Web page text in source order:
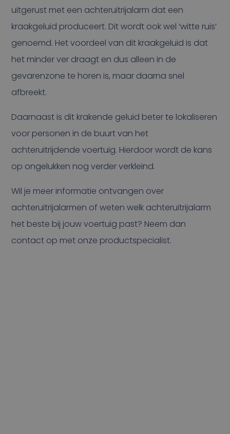
uitgerust met een achteruitrijalarm dat een
kraakgeluid produceert. Dit wordt ook wel ‘witte ruis’
genoemd. Het voordeel van dit kraakgeluid is dat
het minder ver draagt en dus alleen in de
gevarenzone te horen is, maar daarna snel
afbreekt.
Daarnaast is dit krakende geluid beter te lokaliseren
voor personen in de buurt van het
achteruitrijdende voertuig. Hierdoor wordt de kans
op ongelukken nog verder verkleind.
Wil je meer informatie ontvangen over
achteruitrijalarmen of weten welk achteruitrijalarm
het beste bij jouw voertuig past? Neem dan
contact op met onze productspecialist.